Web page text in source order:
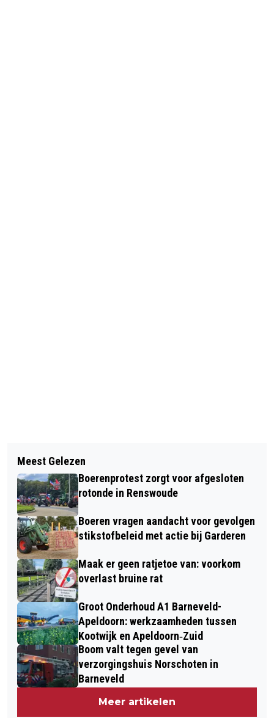
EEN OP TWINTIG JONGEREN HOUDT
LANGDURIG CORONAKLACHTEN
MILITAIRE OEFENINGEN IN DE
GEMEENTE BARNEVELD
Meest Gelezen
Boerenprotest zorgt voor afgesloten
rotonde in Renswoude
Boeren vragen aandacht voor gevolgen
stikstofbeleid met actie bij Garderen
Maak er geen ratjetoe van: voorkom
overlast bruine rat
Groot Onderhoud A1 Barneveld-
Apeldoorn: werkzaamheden tussen
Kootwijk en Apeldoorn‐Zuid
Boom valt tegen gevel van
verzorgingshuis Norschoten in
Barneveld
Meer artikelen